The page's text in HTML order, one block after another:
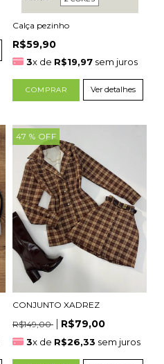
Calça pezinho
R$59,90
3x de R$19,97 sem juros
COMPRAR Ver detalhes
47 % OFF
CONJUNTO XADREZ
R$149,00
R$79,00
3x de R$26,33 sem juros